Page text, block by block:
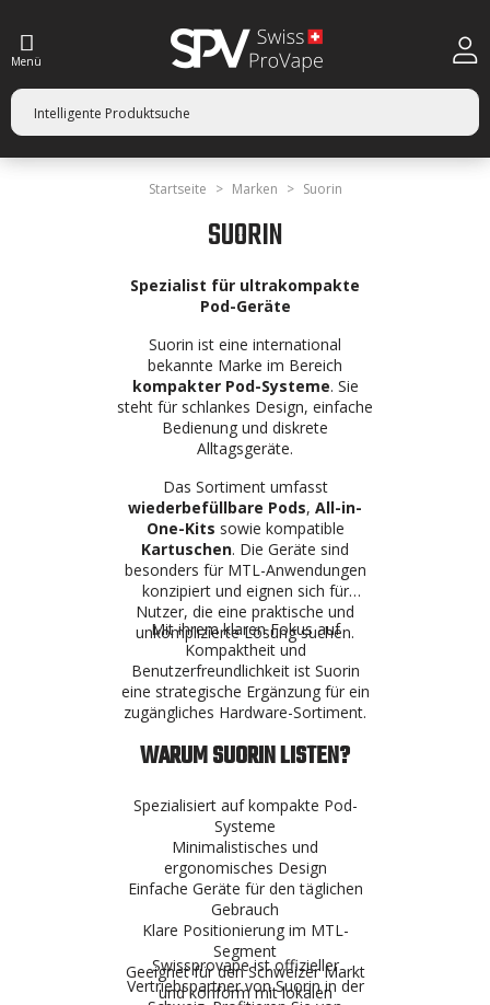
Menü
Startseite Marken Suorin
SUORIN
Spezialist für ultrakompakte
Pod-Geräte
Suorin ist eine international
bekannte Marke im Bereich
kompakter Pod-Systeme. Sie
steht für schlankes Design, einfache
Bedienung und diskrete
Alltagsgeräte.
Das Sortiment umfasst
wiederbefüllbare Pods, All-in-
One-Kits sowie kompatible
Kartuschen. Die Geräte sind
besonders für MTL-Anwendungen
konzipiert und eignen sich für
Nutzer, die eine praktische und
unkomplizierte Lösung suchen.
Mit ihrem klaren Fokus auf
Kompaktheit und
Benutzerfreundlichkeit ist Suorin
eine strategische Ergänzung für ein
zugängliches Hardware-Sortiment.
WARUM SUORIN LISTEN?
Spezialisiert auf kompakte Pod-
Systeme
Minimalistisches und
ergonomisches Design
Einfache Geräte für den täglichen
Gebrauch
Klare Positionierung im MTL-
Segment
Geeignet für den Schweizer Markt
und konform mit lokalen
Swissprovape ist offizieller
Vertriebspartner von Suorin in der